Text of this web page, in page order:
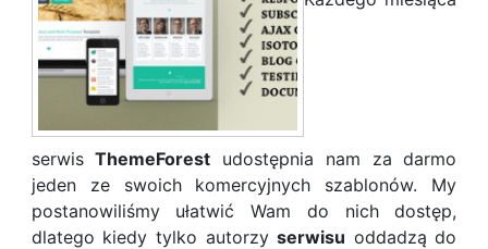
serwisThemeForest udostępnia nam za darmo
jeden ze swoich komercyjnych szablonów. My
postanowiliśmy ułatwić Wam do nich dostęp,
dlatego kiedy tylko autorzyserwisu oddadzą do